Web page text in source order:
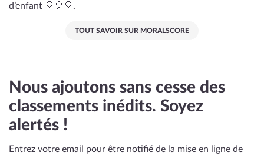
d’enfant 🎈🎈🎈.
TOUT SAVOIR SUR MORALSCORE
Nous ajoutons sans cesse des
classements inédits. Soyez
alertés !
Entrez votre email pour être notifié de la mise en ligne de